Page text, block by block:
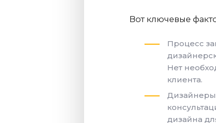
Вот ключевые
Процесс
Нет
клиента.
Дизайнеры
дизайна